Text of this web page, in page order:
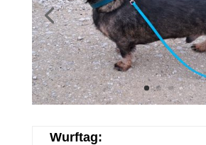
Wurftag: